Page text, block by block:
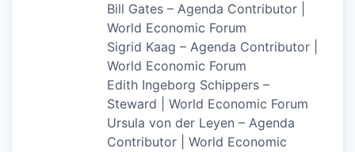
Bill Gates – Agenda Contributor |
World Economic Forum
Sigrid Kaag – Agenda Contributor |
World Economic Forum
Edith Ingeborg Schippers –
Steward | World Economic Forum
Ursula von der Leyen – Agenda
Contributor | World Economic